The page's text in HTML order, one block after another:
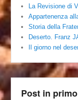
La Revisione di
Appartenenza
Storia della
Deserto. Franz
Il giorno nel
Post in